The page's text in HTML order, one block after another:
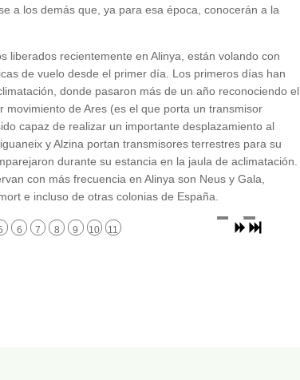
a los demás que, ya para esa época, conocerán a la
liberados recientemente en Alinya, están volando con
de vuelo desde el primer día. Los primeros días han
donde pasaron más de un año reconociendo el
de Ares (es el que porta un transmisor
capaz de realizar un importante desplazamiento al
y Alzina portan transmisores terrestres para su
durante su estancia en la jaula de aclimatación.
con más frecuencia en Alinya son Neus y Gala,
e incluso de otras colonias de España.
6 7 8 9 10 11